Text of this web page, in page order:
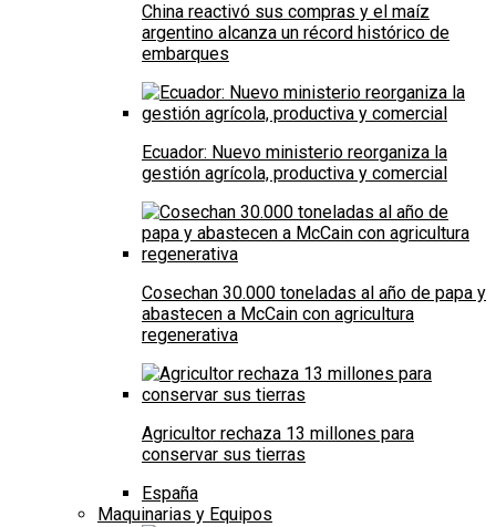
China reactivó sus compras y el maíz
argentino alcanza un récord histórico de
embarques
Ecuador: Nuevo ministerio reorganiza la
gestión agrícola, productiva y comercial
Cosechan 30.000 toneladas al año de papa y
abastecen a McCain con agricultura
regenerativa
Agricultor rechaza 13 millones para
conservar sus tierras
España
Maquinarias y Equipos